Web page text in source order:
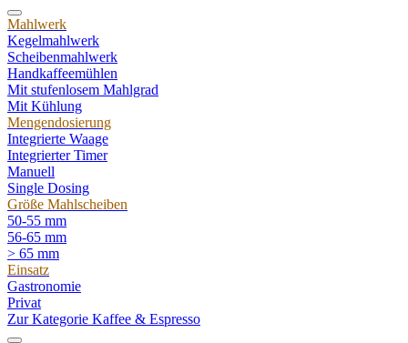
Mahlwerk
Kegelmahlwerk
Scheibenmahlwerk
Handkaffeemühlen
Mit stufenlosem Mahlgrad
Mit Kühlung
Mengendosierung
Integrierte Waage
Integrierter Timer
Manuell
Single Dosing
Größe Mahlscheiben
50-55 mm
56-65 mm
> 65 mm
Einsatz
Gastronomie
Privat
Zur Kategorie Kaffee & Espresso